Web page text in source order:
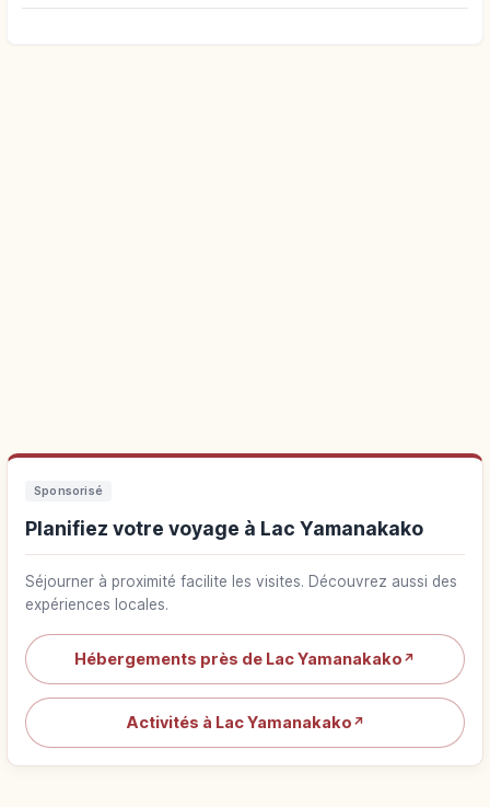
Sponsorisé
Planifiez votre voyage à Lac Yamanakako
Séjourner à proximité facilite les visites. Découvrez aussi des
expériences locales.
Hébergements près de Lac Yamanakako ↗
Activités à Lac Yamanakako ↗